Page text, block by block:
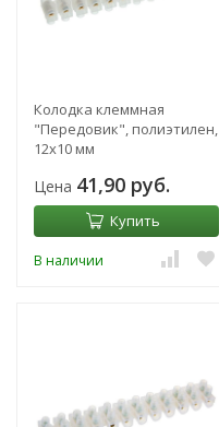
Колодка клеммная
"Передовик", полиэтилен,
12х10 мм
Цена 41,90 руб.
Купить
В наличии